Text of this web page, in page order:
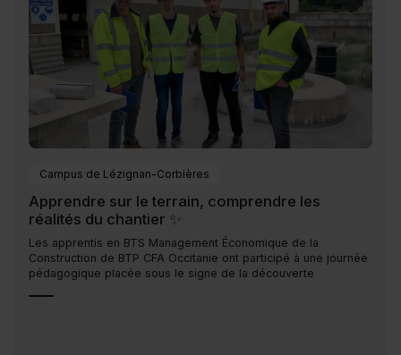
Campus de Lézignan-Corbières
Apprendre sur le terrain, comprendre les
réalités du chantier ✨
Les apprentis en BTS Management Économique de la
Construction de BTP CFA Occitanie ont participé à une journée
pédagogique placée sous le signe de la découverte